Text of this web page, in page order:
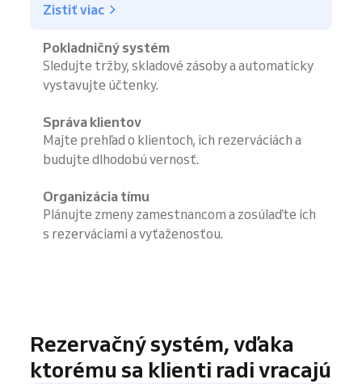
Zistiť viac
Pokladničný systém
Sledujte tržby, skladové zásoby a automaticky
vystavujte účtenky.
Správa klientov
Majte prehľad o klientoch, ich rezerváciách a
budujte dlhodobú vernosť.
Organizácia tímu
Plánujte zmeny zamestnancom a zosúlaďte ich
s rezerváciami a vyťaženosťou.
Rezervačný systém, vďaka
ktorému sa klienti radi vracajú